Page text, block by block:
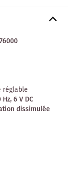
réglable
6 V DC
dissimulée